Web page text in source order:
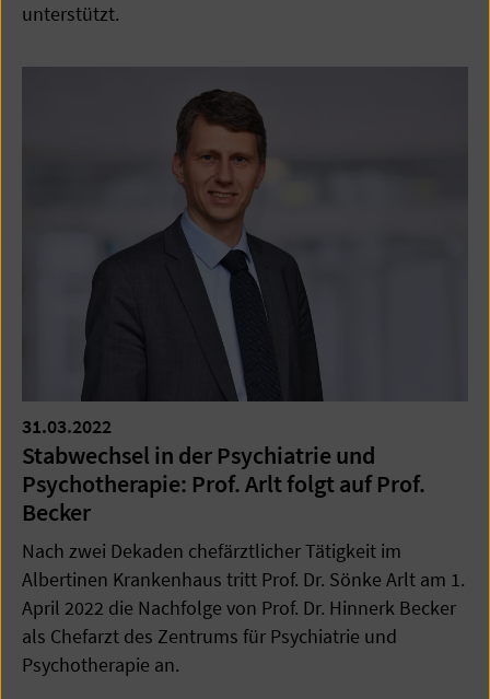
unterstützt.
31.03.2022
Stabwechsel in der Psychiatrie und
Psychotherapie: Prof. Arlt folgt auf Prof.
Becker
Nach zwei Dekaden chefärztlicher Tätigkeit im
Albertinen Krankenhaus tritt Prof. Dr. Sönke Arlt am 1.
April 2022 die Nachfolge von Prof. Dr. Hinnerk Becker
als Chefarzt des Zentrums für Psychiatrie und
Psychotherapie an.